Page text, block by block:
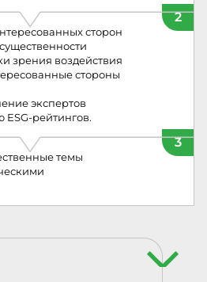
2
сторон
зрения воздействия
стороны
экспертов
3
темы